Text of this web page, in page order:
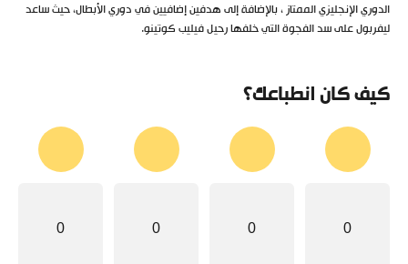
الدوري الإنجليزي الممتاز ، بالإضافة إلى هدفين إضافيين في دوري الأبطال، حيث ساعد
ليفربول على سد الفجوة التي خلفها رحيل فيليب كوتينو.
كيف كان انطباعك؟
0
0
0
0